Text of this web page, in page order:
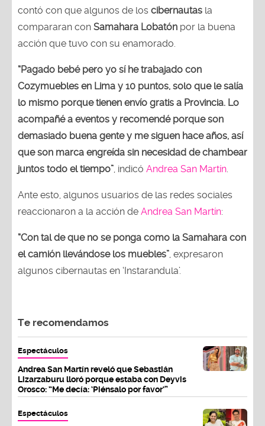
contó con que algunos de los cibernautas la
compararan con Samahara Lobatón por la buena
acción que tuvo con su enamorado.
“Pagado bebé pero yo sí he trabajado con
Cozymuebles en Lima y 10 puntos, solo que le salía
lo mismo porque tienen envío gratis a Provincia. Lo
acompañé a eventos y recomendé porque son
demasiado buena gente y me siguen hace años, así
que son marca engreída sin necesidad de chambear
juntos todo el tiempo” , indicó Andrea San Martín
Ante esto, algunos usuarios de las redes sociales
reaccionaron a la acción de Andrea San Martín:
“Con tal de que no se ponga como la Samahara con
el camión llevándose los muebles” , expresaron
algunos cibernautas en ‘Instarandula’.
Te recomendamos
Espectáculos
Andrea San Martín reveló que Sebastián
Lizarzaburu lloró porque estaba con Deyvis
Orosco: “Me decía: ‘Piénsalo por favor’”
Espectáculos